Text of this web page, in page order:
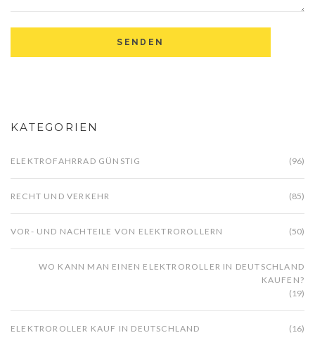
KATEGORIEN
ELEKTROFAHRRAD GÜNSTIG (96)
RECHT UND VERKEHR (85)
VOR- UND NACHTEILE VON ELEKTROROLLERN (50)
WO KANN MAN EINEN ELEKTROROLLER IN DEUTSCHLAND
KAUFEN?
(19)
ELEKTROROLLER KAUF IN DEUTSCHLAND (16)